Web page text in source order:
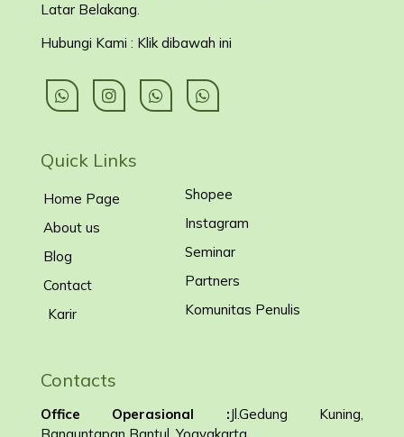
Latar Belakang.
Hubungi Kami : Klik dibawah ini
Quick Links
Home Page
About us
Blog
Contact
Karir
Shopee
Instagram
Seminar
Partners
Komunitas Penulis
Contacts
Office Operasional :Jl.Gedung Kuning,